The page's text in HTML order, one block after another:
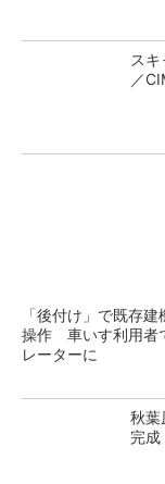
ス
／
「後付け」で既存
操作 車いす利用者
レーターに
秋葉
完